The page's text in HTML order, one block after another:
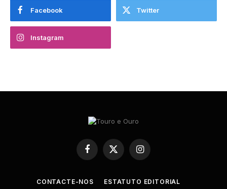
Facebook Twitter
Instagram
Facebook
X
(Twitter)
Instagram
CONTACTE-NOS ESTATUTO EDITORIAL